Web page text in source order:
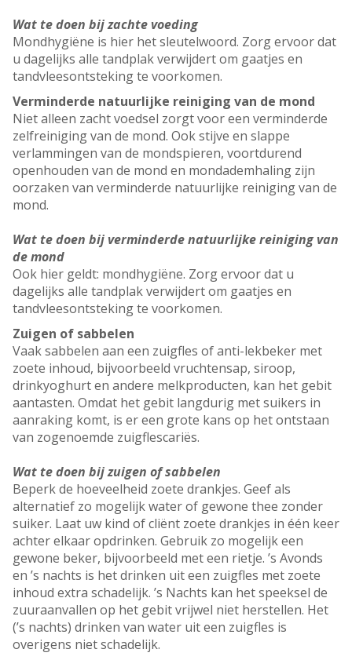
Wat te doen bij zachte voeding
Mondhygiëne is hier het sleutelwoord. Zorg ervoor dat
u dagelijks alle tandplak verwijdert om gaatjes en
tandvleesontsteking te voorkomen.
Verminderde natuurlijke reiniging van de mond
Niet alleen zacht voedsel zorgt voor een verminderde
zelfreiniging van de mond. Ook stijve en slappe
verlammingen van de mondspieren, voortdurend
openhouden van de mond en mondademhaling zijn
oorzaken van verminderde natuurlijke reiniging van de
mond.
Wat te doen bij verminderde natuurlijke reiniging van
de mond
Ook hier geldt: mondhygiëne. Zorg ervoor dat u
dagelijks alle tandplak verwijdert om gaatjes en
tandvleesontsteking te voorkomen.
Zuigen of sabbelen
Vaak sabbelen aan een zuigfles of anti-lekbeker met
zoete inhoud, bijvoorbeeld vruchtensap, siroop,
drinkyoghurt en andere melkproducten, kan het gebit
aantasten. Omdat het gebit langdurig met suikers in
aanraking komt, is er een grote kans op het ontstaan
van zogenoemde zuigflescariës.
Wat te doen bij zuigen of sabbelen
Beperk de hoeveelheid zoete drankjes. Geef als
alternatief zo mogelijk water of gewone thee zonder
suiker. Laat uw kind of cliënt zoete drankjes in één keer
achter elkaar opdrinken. Gebruik zo mogelijk een
gewone beker, bijvoorbeeld met een rietje. ’s Avonds
en ’s nachts is het drinken uit een zuigfles met zoete
inhoud extra schadelijk. ’s Nachts kan het speeksel de
zuuraanvallen op het gebit vrijwel niet herstellen. Het
(’s nachts) drinken van water uit een zuigfles is
overigens niet schadelijk.